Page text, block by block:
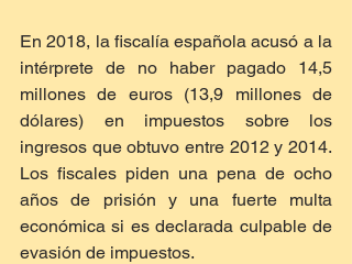
En 2018, la fiscalía española acusó a la
intérprete de no haber pagado 14,5
millones de euros (13,9 millones de
dólares) en impuestos sobre los
ingresos que obtuvo entre 2012 y 2014.
Los fiscales piden una pena de ocho
años de prisión y una fuerte multa
económica si es declarada culpable de
evasión de impuestos.